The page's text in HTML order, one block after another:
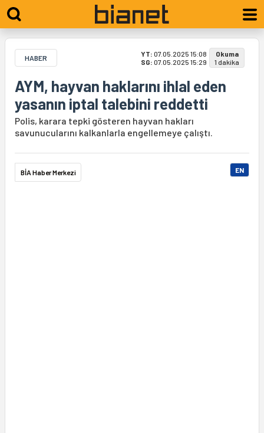
HABER YT: 07.05.2025 15:08
SG: 07.05.2025 15:29
Okuma
1 dakika
AYM, hayvan haklarını ihlal eden
yasanın iptal talebini reddetti
Polis, karara tepki gösteren hayvan hakları
savunucularını kalkanlarla engellemeye çalıştı.
BİA Haber Merkezi EN